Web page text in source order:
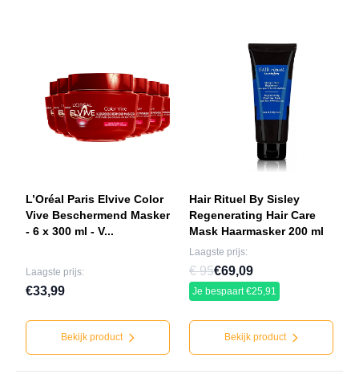
L’Oréal Paris Elvive Color
Vive Beschermend Masker
- 6 x 300 ml - V...
Laagste prijs:
€33,99
Bekijk product
Hair Rituel By Sisley
Regenerating Hair Care
Mask Haarmasker 200 ml
Laagste prijs:
€ 95€69,09
Je bespaart €25,91
Bekijk product